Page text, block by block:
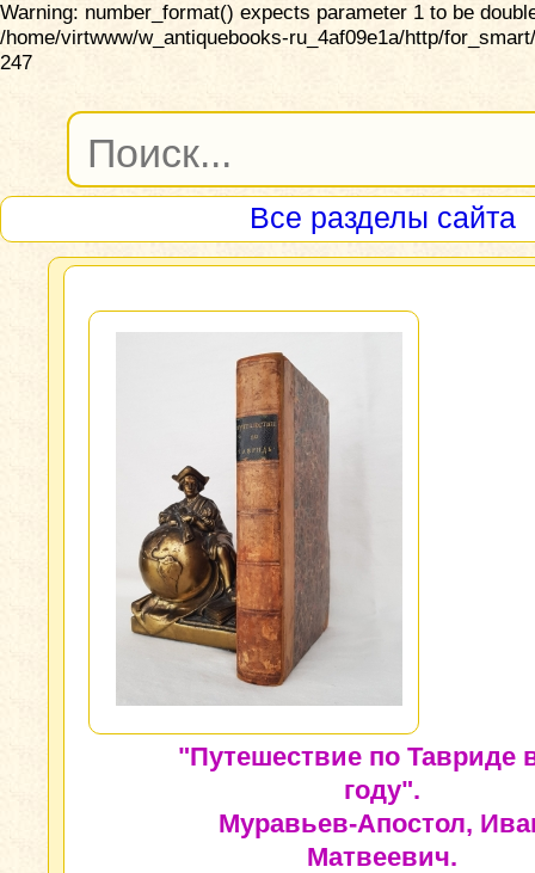
Warning: number_format() expects parameter 1 to be
/home/virtwww/w_antiquebooks-ru_4af09e1a/http/
247
Все разделы сайта
"Путешествие по Тавриде
году".
Муравьев-Апостол,
Матвеевич.